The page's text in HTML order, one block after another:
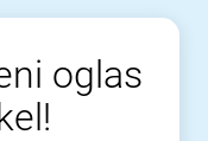
oglas